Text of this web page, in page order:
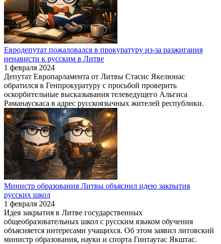
Евродепутат пожаловался в прокуратуру из-за разжигания
ненависти к русским в Литве
1 февраля 2024
Депутат Европарламента от Литвы Стасис Якелюнас
обратился в Генпрокуратуру с просьбой проверить
оскорбительные высказывания телеведущего Альгиса
Раманаускаса в адрес русскоязычных жителей республики.
Министр образования Литвы объяснил идею закрытия
русских школ
1 февраля 2024
Идея закрытия в Литве государственных
общеобразовательных школ с русским языком обучения
объясняется интересами учащихся. Об этом заявил литовский
министр образования, науки и спорта Гинтаутас Якштас.